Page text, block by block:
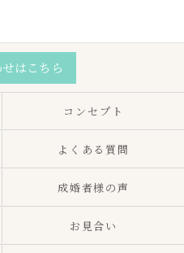
はこちら
コンセプト
よくある質問
成婚者様の声
お見合い